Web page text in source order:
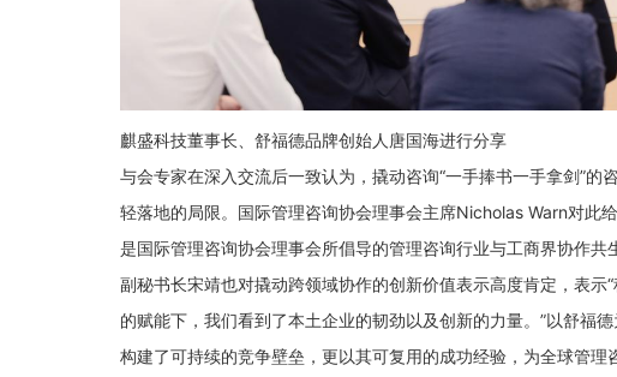
麒盛科技董事长、舒福德品牌创始人唐国海进行分享
与会专家在深入交流后一致认为，撬动咨询“一手捧书一手拿剑”的
轻落地的局限。国际管理咨询协会理事会主席Nicholas Warn对此
是国际管理咨询协会理事会所倡导的管理咨询行业与工商界协作共
副秘书长宋靖也对撬动跨领域协作的创新价值表示高度肯定，表示
的赋能下，我们看到了本土企业的韧劲以及创新的力量。”以舒福
构建了可持续的竞争壁垒，更以其可复用的成功经验，为全球管理